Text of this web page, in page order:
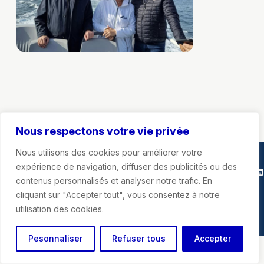
Nous respectons votre vie privée
Nous utilisons des cookies pour améliorer votre
expérience de navigation, diffuser des publicités ou des
contenus personnalisés et analyser notre trafic. En
cliquant sur "Accepter tout", vous consentez à notre
utilisation des cookies.
Pesonnaliser Refuser tous Accepter
Marie-Agnès Poussier-Winsback
Mentions légales